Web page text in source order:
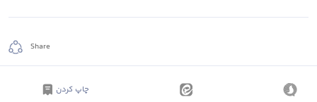
Share
چاپ کردن